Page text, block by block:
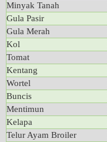
Minyak Tanah
Gula Pasir
Gula Merah
Kol
Tomat
Kentang
Wortel
Buncis
Mentimun
Kelapa
Telur Ayam Broiler